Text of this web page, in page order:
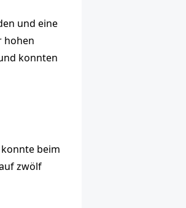
und eine
hohen
konnten
beim
zwölf